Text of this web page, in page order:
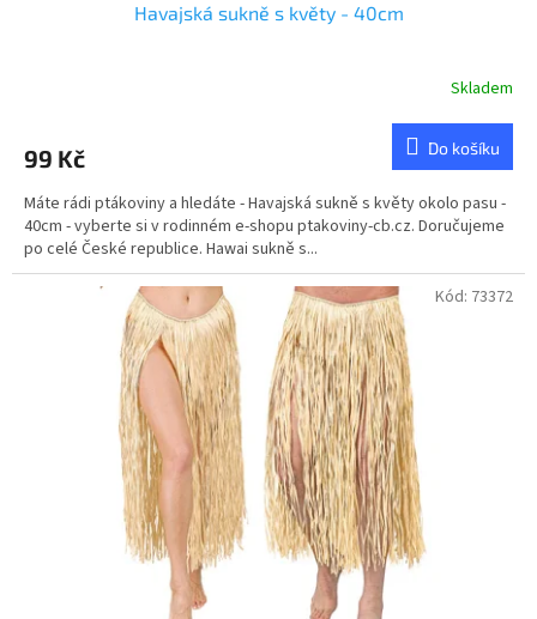
Havajská sukně s květy - 40cm
Skladem
99 Kč Do košíku
Máte rádi ptákoviny a hledáte - Havajská sukně s květy okolo pasu -
40cm - vyberte si v rodinném e-shopu ptakoviny-cb.cz. Doručujeme
po celé České republice. Hawai sukně s...
Kód: 73372